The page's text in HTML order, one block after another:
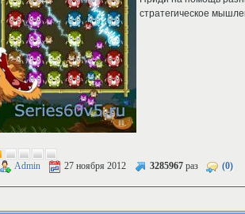
стратегическое
Admin 27 ноября 2012 3285967 раз (0)